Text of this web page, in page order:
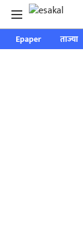
Epaper ताज्या